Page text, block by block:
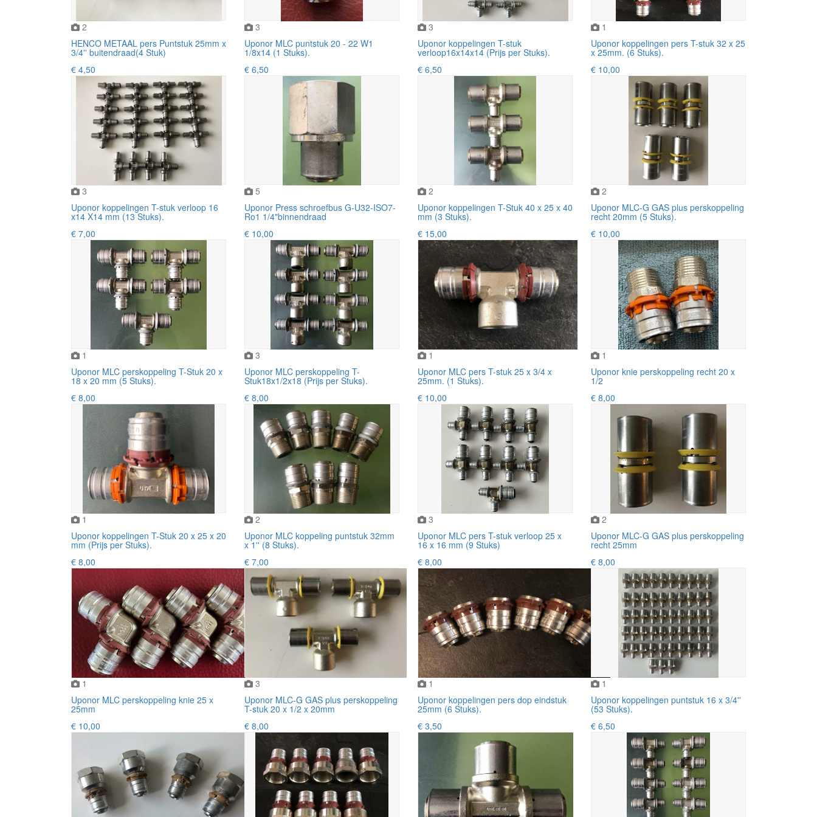
2
HENCO METAAL pers Puntstuk 25mm x
3/4'' buitendraad(4 Stuk)
€ 4,50
3
Uponor MLC puntstuk 20 - 22 W1
1/8x14 (1 Stuks).
€ 6,50
3
Uponor koppelingen T-stuk
verloop16x14x14 (Prijs per Stuks).
€ 6,50
1
Uponor koppelingen pers T-stuk 32 x 25
x 25mm. (6 Stuks).
€ 10,00
3
Uponor koppelingen T-stuk verloop 16
x14 X14 mm (13 Stuks).
€ 7,00
5
Uponor Press schroefbus G-U32-ISO7-
Ro1 1/4"binnendraad
€ 10,00
2
Uponor koppelingen T-Stuk 40 x 25 x 40
mm (3 Stuks).
€ 15,00
2
Uponor MLC-G GAS plus perskoppeling
recht 20mm (5 Stuks).
€ 10,00
1
Uponor MLC perskoppeling T-Stuk 20 x
18 x 20 mm (5 Stuks).
€ 8,00
3
Uponor MLC perskoppeling T-
Stuk18x1/2x18 (Prijs per Stuks).
€ 8,00
1
Uponor MLC pers T-stuk 25 x 3/4 x
25mm. (1 Stuks).
€ 10,00
1
Uponor knie perskoppeling recht 20 x
1/2
€ 8,00
1
Uponor koppelingen T-Stuk 20 x 25 x 20
mm (Prijs per Stuks).
€ 8,00
2
Uponor MLC koppeling puntstuk 32mm
x 1'' (8 Stuks).
€ 7,00
3
Uponor MLC pers T-stuk verloop 25 x
16 x 16 mm (9 Stuks)
€ 8,00
2
Uponor MLC-G GAS plus perskoppeling
recht 25mm
€ 8,00
1
Uponor MLC perskoppeling knie 25 x
25mm
€ 10,00
3
Uponor MLC-G GAS plus perskoppeling
T-stuk 20 x 1/2 x 20mm
€ 8,00
1
Uponor koppelingen pers dop eindstuk
25mm (6 Stuks).
€ 3,50
1
Uponor koppelingen puntstuk 16 x 3/4''
(53 Stuks).
€ 6,50